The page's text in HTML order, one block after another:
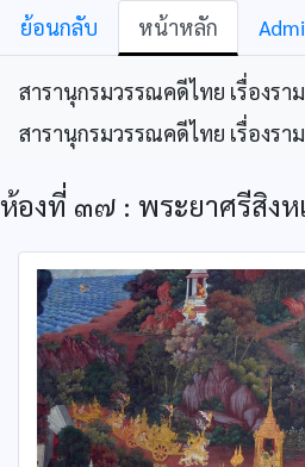
ย้อนกลับ หน้าหลัก
สารานุกรมวรรณคดีไทย เรื่องรา
สารานุกรมวรรณคดีไทย เรื่องรา
ห้องที่ ๓๗ : พระยาศรีสิงห